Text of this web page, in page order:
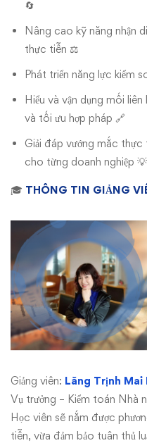
🔄
Nâng cao kỹ năng nhận
thực tiễn ⚖️
Phát triển năng lực kiểm
Hiểu và vận dụng mối
và tối ưu hợp pháp 🔗
Giải đáp vướng mắc thực
cho từng doanh nghiệp 💡
🎓 THÔNG TIN GIẢNG
Giảng viên: Lăng Trịnh Mai
Vụ trưởng – Kiểm toán Nhà
Học viên sẽ nắm được
tiễn, vừa đảm bảo tuân thủ